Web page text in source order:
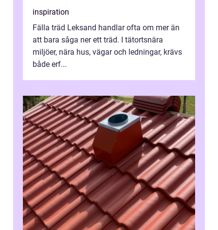
inspiration
Fälla träd Leksand handlar ofta om mer än
att bara såga ner ett träd. I tätortsnära
miljöer, nära hus, vägar och ledningar, krävs
både erf...